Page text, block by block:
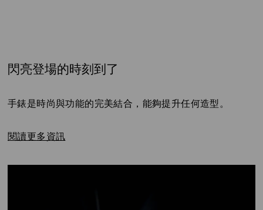
閃亮登場的時刻到了
手錶是時尚與功能的完美結合，能夠提升任何造型。
閱讀更多資訊